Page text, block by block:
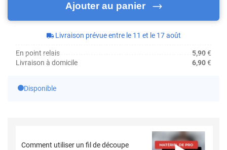
Ajouter au panier
Livraison prévue entre le 11 et le 17 août
En point relais 5,90€
Livraison à domicile
6,90€
Disponible
Comment utiliser un fil de découpe